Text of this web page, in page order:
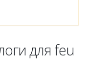
для feu